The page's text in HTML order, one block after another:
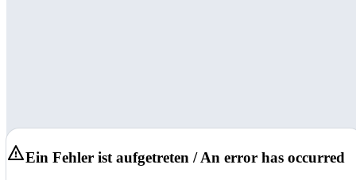
Ein Fehler ist aufgetreten / An error has occurred